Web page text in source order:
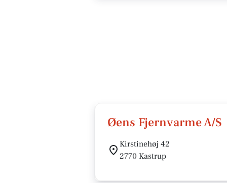
Øens Fjernvarme A/S
Kirstinehøj 42
2770 Kastrup